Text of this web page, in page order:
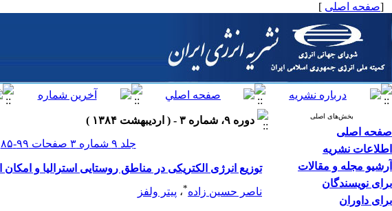
[صفحه اصلی ]
بخش‌های اصلی
صفحه اصلی
اطلاعات نشریه
آرشیو مجله و مقالات
برای نویسندگان
برای داوران
دوره ۹، شماره ۳ - ( اردیبهشت ۱۳۸۴ )
جلد ۹ شماره ۳ صفحات ۹۹-۸۵
توزیع انرژی الکتریکی در مناطق روستایی استرالیا و
ناصر حسین زاده*، پیتر ولفز